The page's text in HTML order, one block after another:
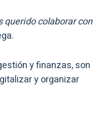
querido colaborar con
y finanzas, son
y organizar